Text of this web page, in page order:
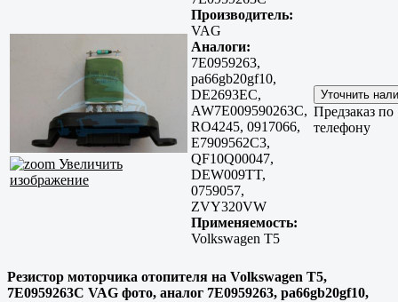
Увеличить
изображение
Производитель:
VAG
Аналоги:
7E0959263,
pa66gb20gf10,
DE2693EC,
AW7E009590263C,
RO4245, 0917066,
E7909562C3,
QF10Q00047,
DEW009TT,
0759057,
ZVY320VW
Применяемость:
Volkswagen T5
Предзаказ по
телефону
Резистор моторчика отопителя на Volkswagen T5,
7E0959263C VAG фото, аналог 7E0959263, pa66gb20gf10,